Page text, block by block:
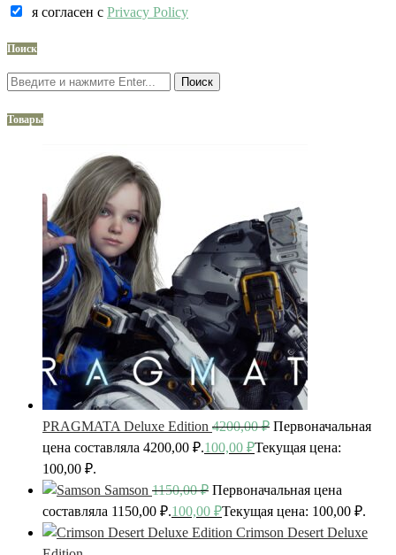
я согласен c Privacy Policy
Поиск
Поиск
Товары
PRAGMATA Deluxe Edition 4200,00₽ Первоначальная
цена составляла 4200,00 ₽.100,00 ₽Текущая цена:
100,00 ₽.
Samson 1150,00₽ Первоначальная цена
составляла 1150,00 ₽.100,00 ₽Текущая цена: 100,00 ₽.
Crimson Desert Deluxe